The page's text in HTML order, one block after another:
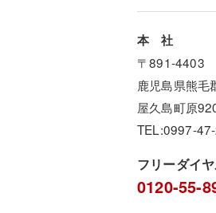
本 社
〒891-4403
鹿児島県熊毛
屋久島町原
TEL:0997-
フリーダイ
0120-55-